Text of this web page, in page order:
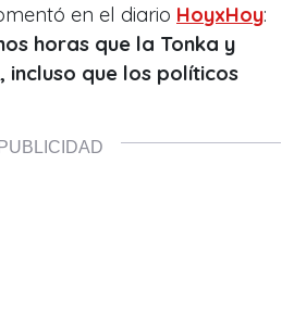
en el diario HoyxHoy:
horas que la Tonka y
incluso que los políticos